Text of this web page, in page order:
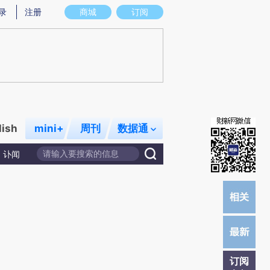
商城 订阅
注册
mini+ 周刊 数据通
讣闻
订阅